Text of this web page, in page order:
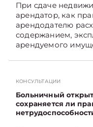
При сдаче
арендатор, как
арендодателю
содержанием,
арендуемого
связанных с
мест общего
контрольно-­
порядок их
КОНСУЛЬТАЦИИ
Больничный
сохраняется ли